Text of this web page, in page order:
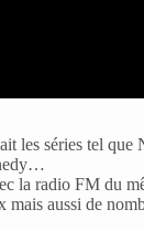
les séries tel
la radio FM du
aussi de